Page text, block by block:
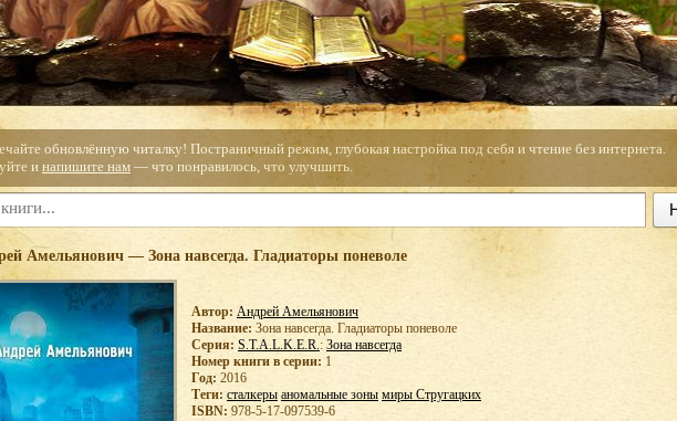
обновлённую читалку! Постраничный режим, глубокая настройка под себя и чтение без интернета.
и напишите нам — что понравилось, что улучшить.
Амельянович — Зона навсегда. Гладиаторы поневоле
Автор: Андрей Амельянович
Название: Зона навсегда. Гладиаторы поневоле
Серия: S.T.A.L.K.E.R.: Зона навсегда
Номер книги в серии: 1
Год: 2016
Теги: сталкеры аномальные зоны миры Стругацких
ISBN: 978-5-17-097539-6